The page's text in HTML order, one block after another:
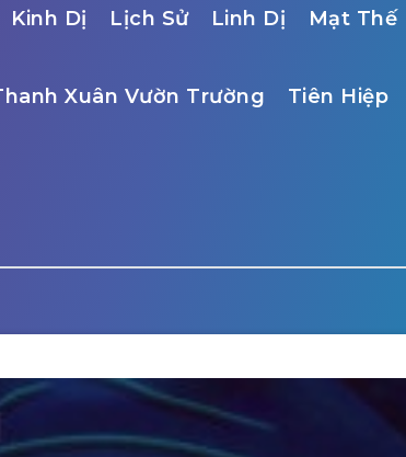
Kinh Dị Lịch Sử Linh Dị Mạt Thế
Xuân Vườn Trường Tiên Hiệp